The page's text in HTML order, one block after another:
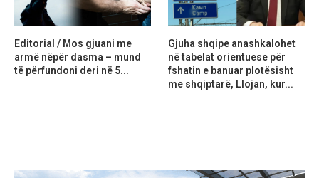
Editorial / Mos gjuani me
armë nëpër dasma – mund
të përfundoni deri në 5...
Gjuha shqipe anashkalohet
në tabelat orientuese për
fshatin e banuar plotësisht
me shqiptarë, Llojan, kur...